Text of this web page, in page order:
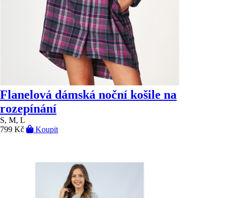
Flanelová dámská noční košile na
rozepínání
S, M, L
799 Kč
Koupit